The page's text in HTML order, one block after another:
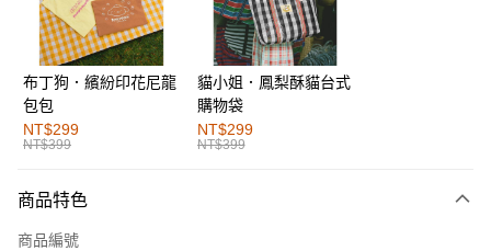
街口支付
運送方式
全家取貨付款
每筆NT$60，滿NT$1,000(含以上)免運費
付款後全家取貨
布丁狗．繽紛印花尼龍
包包
NT$299
NT$399
貓小姐．鳳梨酥貓台式
購物袋
NT$299
NT$399
商品特色
商品編號